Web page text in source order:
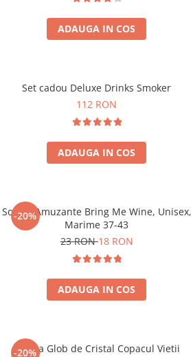
ADAUGA IN COS
Set cadou Deluxe Drinks Smoker
112 RON
ADAUGA IN COS
-20%
Sosete Amuzante Bring Me Wine, Unisex,
Marime 37-43
23 RON18 RON
ADAUGA IN COS
-20%
Lampa Glob de Cristal Copacul Vietii